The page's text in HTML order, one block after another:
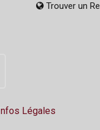
Trouver un
Infos Légales